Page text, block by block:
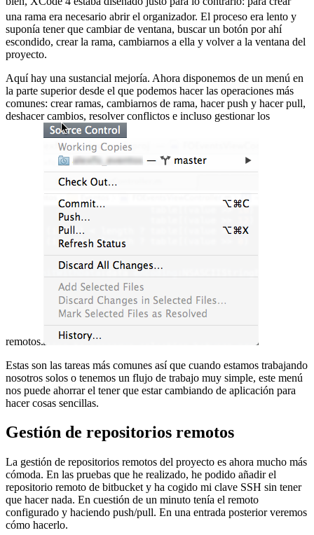
una rama era necesario abrir el organizador. El proceso era lento y
suponía tener que cambiar de ventana, buscar un botón por ahí
escondido, crear la rama, cambiarnos a ella y volver a la ventana del
proyecto.
Aquí hay una sustancial mejoría. Ahora disponemos de un menú en
la parte superior desde el que podemos hacer las operaciones más
comunes: crear ramas, cambiarnos de rama, hacer push y hacer pull,
deshacer cambios, resolver conflictos e incluso gestionar los
remotos.
Estas son las tareas más comunes así que cuando estamos trabajando
nosotros solos o tenemos un flujo de trabajo muy simple, este menú
nos puede ahorrar el tener que estar cambiando de aplicación para
hacer cosas sencillas.
Gestión de repositorios remotos
La gestión de repositorios remotos del proyecto es ahora mucho más
cómoda. En las pruebas que he realizado, he podido añadir el
repositorio remoto de bitbucket y ha cogido mi clave SSH sin tener
que hacer nada. En cuestión de un minuto tenía el remoto
configurado y haciendo push/pull. En una entrada posterior veremos
cómo hacerlo.